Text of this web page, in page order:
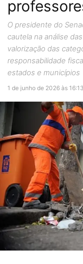
O presidente do
cautela na análise
valorização das
responsabilidade
estados e municípios
1 de junho de 2026 às 16:13